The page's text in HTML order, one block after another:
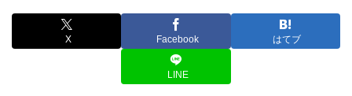
X Facebook はてブ
LINE